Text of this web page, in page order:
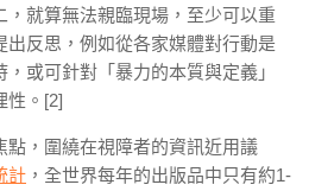
，就算無法親臨現場，至少可以重
反思，例如從各家媒體對行動是
或可針對「暴力的本質與定義」
性。[2]
點，圍繞在視障者的資訊近用議
計 ，全世界每年的出版品中只有約1-